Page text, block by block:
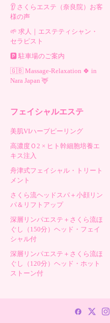
👂 さくらエステ（奈良院）お客
様の声
🌱 求人｜エステティシャン・
セラピスト
🅿️ 駐車場のご案内
🇬🇧 Massage-Relaxation 🍀 in
Nara Japan 🦌
フェイシャルエステ
美肌VIハーブピーリング
高濃度Ｏ2 × ヒト幹細胞培養エ
キス注入
舟津式フェイシャル・トリート
メント
さくら流ヘッドスパ＋小顔リン
パ＆リフトアップ
深層リンパエステ＋さくら流ほ
ぐし（150分）ヘッド・フェイ
シャル付
深層リンパエステ＋さくら流ほ
ぐし（120分）ヘッド・ホット
ストーン付